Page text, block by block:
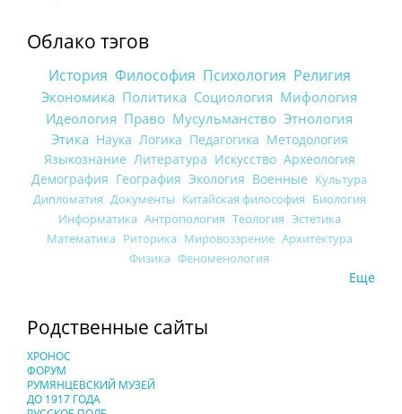
Облако тэгов
История Философия Психология Религия
Экономика Политика Социология Мифология
Идеология Право Мусульманство Этнология
Этика Наука Логика Педагогика Методология
Языкознание Литература Искусство Археология
Демография География Экология Военные Культура
Дипломатия Документы Китайская философия Биология
Информатика Антропология Теология Эстетика
Математика Риторика Мировоззрение Архитектура
Физика Феноменология
Еще
Родственные сайты
ХРОНОС
ФОРУМ
РУМЯНЦЕВСКИЙ МУЗЕЙ
ДО 1917 ГОДА